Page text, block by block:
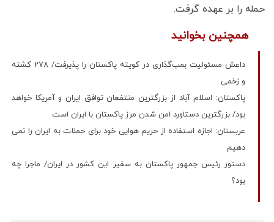
حمله را بر عهده گرفت.
همچنین بخوانید
داعش مسئولیت بمب‌گذاری در کویته پاکستان را پذیرفت/ 278 کشته
و زخمی
پاکستان: اسلام آباد از بزرگترین منتفعان توافق ایران و آمریکا خواهد
بود/ بزرگترین دستاورد امن شدن مرز پاکستان با ایران است
عربستان: اجازه استفاده از حریم هوایی خود برای حملات به ایران را نمی‌
دهیم
دستور رئیس جمهور پاکستان به سفیر این کشور در ایران/ ماجرا چه
بود؟